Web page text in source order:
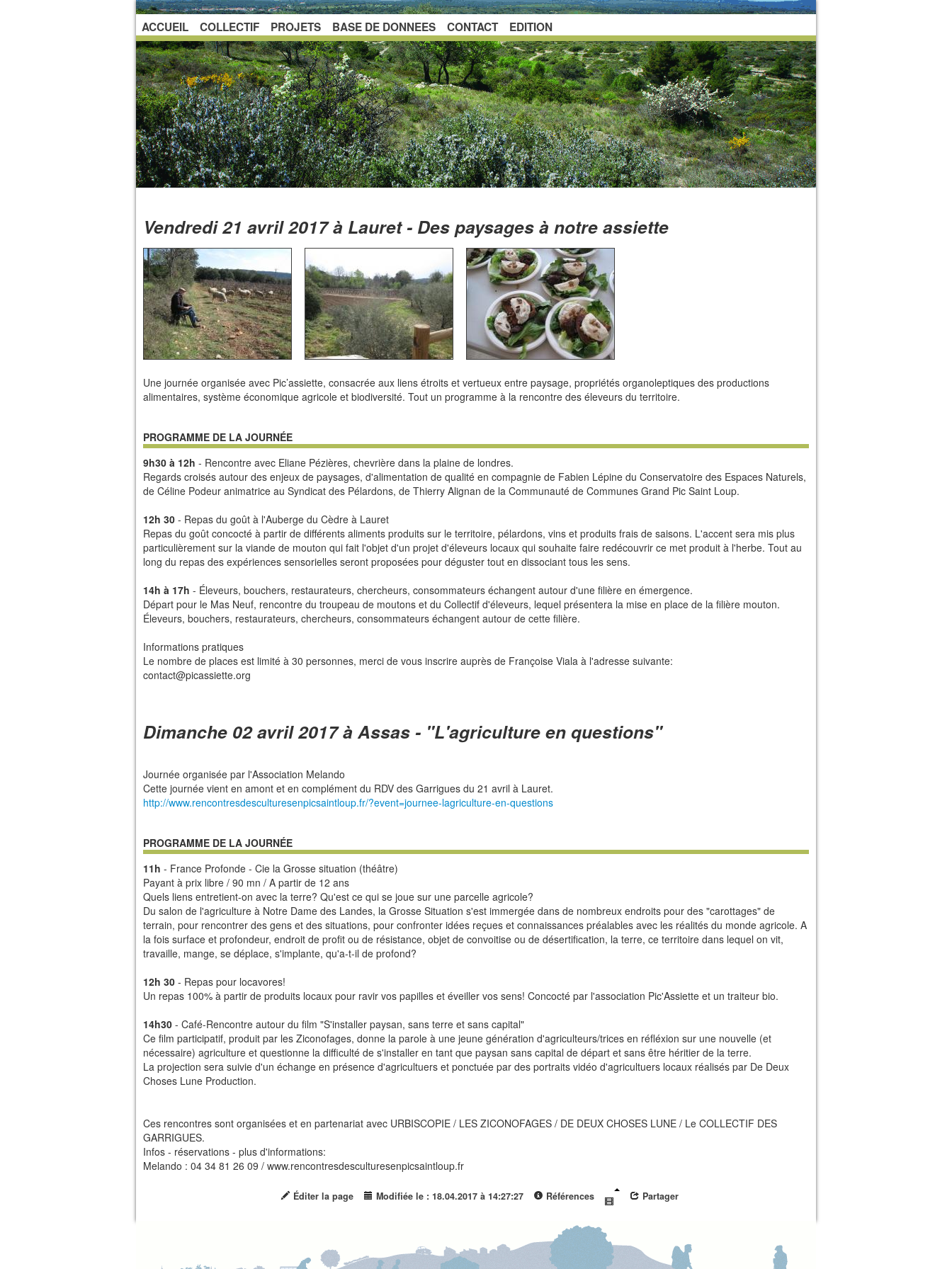
ACCUEIL COLLECTIF PROJETS BASE DE DONNEES CONTACT EDITION
Vendredi 21 avril 2017 à Lauret - Des paysages à notre assiette
Une journée organisée avec Pic’assiette, consacrée aux liens étroits et vertueux entre paysage, propriétés organoleptiques des productions
alimentaires, système économique agricole et biodiversité. Tout un programme à la rencontre des éleveurs du territoire.
PROGRAMME DE LA JOURNÉE
9h30 à 12h - Rencontre avec Eliane Pézières, chevrière dans la plaine de londres.
Regards croisés autour des enjeux de paysages, d'alimentation de qualité en compagnie de Fabien Lépine du Conservatoire des Espaces Naturels,
de Céline Podeur animatrice au Syndicat des Pélardons, de Thierry Alignan de la Communauté de Communes Grand Pic Saint Loup.
12h 30 - Repas du goût à l'Auberge du Cèdre à Lauret
Repas du goût concocté à partir de différents aliments produits sur le territoire, pélardons, vins et produits frais de saisons. L'accent sera mis plus
particulièrement sur la viande de mouton qui fait l'objet d'un projet d'éleveurs locaux qui souhaite faire redécouvrir ce met produit à l'herbe. Tout au
long du repas des expériences sensorielles seront proposées pour déguster tout en dissociant tous les sens.
14h à 17h - Éleveurs, bouchers, restaurateurs, chercheurs, consommateurs échangent autour d'une filière en émergence.
Départ pour le Mas Neuf, rencontre du troupeau de moutons et du Collectif d'éleveurs, lequel présentera la mise en place de la filière mouton.
Éleveurs, bouchers, restaurateurs, chercheurs, consommateurs échangent autour de cette filière.
Informations pratiques
Le nombre de places est limité à 30 personnes, merci de vous inscrire auprès de Françoise Viala à l'adresse suivante:
contact@picassiette.org
Dimanche 02 avril 2017 à Assas - "L'agriculture en questions"
Journée organisée par l'Association Melando
Cette journée vient en amont et en complément du RDV des Garrigues du 21 avril à Lauret.
http://www.rencontresdesculturesenpicsaintloup.fr/?event=journee-lagriculture-en-questions
PROGRAMME DE LA JOURNÉE
11h - France Profonde - Cie la Grosse situation (théâtre)
Payant à prix libre / 90 mn / A partir de 12 ans
Quels liens entretient-on avec la terre? Qu'est ce qui se joue sur une parcelle agricole?
Du salon de l'agriculture à Notre Dame des Landes, la Grosse Situation s'est immergée dans de nombreux endroits pour des "carottages" de
terrain, pour rencontrer des gens et des situations, pour confronter idées reçues et connaissances préalables avec les réalités du monde agricole. A
la fois surface et profondeur, endroit de profit ou de résistance, objet de convoitise ou de désertification, la terre, ce territoire dans lequel on vit,
travaille, mange, se déplace, s'implante, qu'a-t-il de profond?
12h 30 - Repas pour locavores!
Un repas 100% à partir de produits locaux pour ravir vos papilles et éveiller vos sens! Concocté par l'association Pic'Assiette et un traiteur bio.
14h30 - Café-Rencontre autour du film "S'installer paysan, sans terre et sans capital"
Ce film participatif, produit par les Ziconofages, donne la parole à une jeune génération d'agriculteurs/trices en réfléxion sur une nouvelle (et
nécessaire) agriculture et questionne la difficulté de s'installer en tant que paysan sans capital de départ et sans être héritier de la terre.
La projection sera suivie d'un échange en présence d'agricultuers et ponctuée par des portraits vidéo d'agricultuers locaux réalisés par De Deux
Choses Lune Production.
Ces rencontres sont organisées et en partenariat avec URBISCOPIE / LES ZICONOFAGES / DE DEUX CHOSES LUNE / Le COLLECTIF DES
GARRIGUES.
Infos - réservations - plus d'informations:
Melando : 04 34 81 26 09 / www.rencontresdesculturesenpicsaintloup.fr
Éditer la page Modifiée le : 18.04.2017 à 14:27:27 Références Partager